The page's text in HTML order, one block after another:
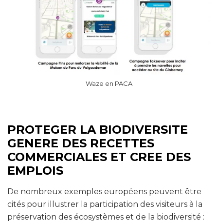
Waze en PACA
PROTEGER LA BIODIVERSITE
GENERE DES RECETTES
COMMERCIALES ET CREE DES
EMPLOIS
De nombreux exemples européens peuvent être
cités pour illustrer la participation des visiteurs à la
préservation des écosystèmes et de la biodiversité :